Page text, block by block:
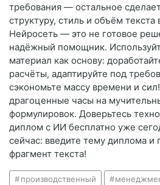
требования — остальное
структуру, стиль и объём
Нейросеть — это не готовое
надёжный помощник.
материал как основу:
расчёты, адаптируйте под
сэкономьте массу времени и
драгоценные часы на
формулировок. Доверьтесь
диплом с ИИ бесплатно уже
сейчас: введите тему диплома и
фрагмент текста!
производственный